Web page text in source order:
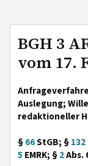
BGH 3
vom 17.
Auslegung;
redaktioneller
§66StGB; §132
5 EMRK; §2Abs.